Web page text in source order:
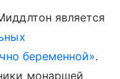
является
беременной».
монаршей